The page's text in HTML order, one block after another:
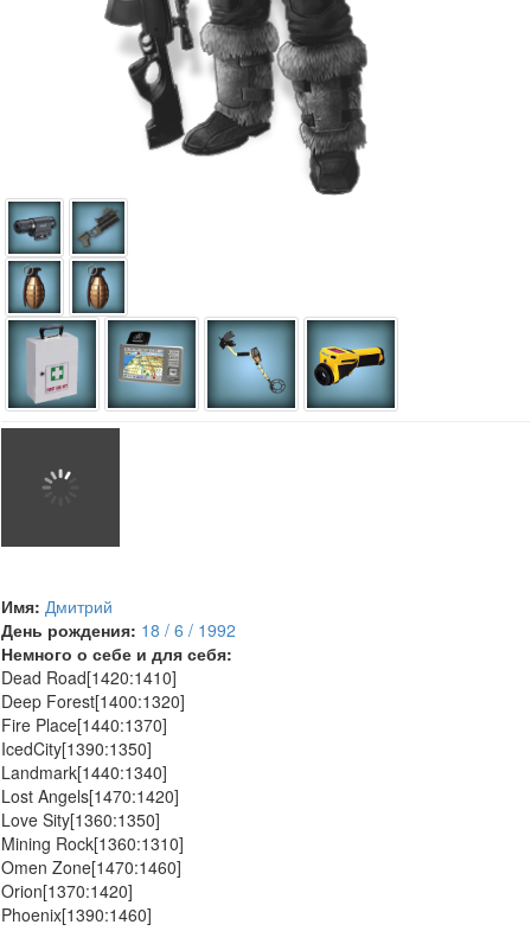
Имя: Дмитрий
День рождения: 18 / 6 / 1992
Немного о себе и для себя:
Dead Road[1420:1410]
Deep Forest[1400:1320]
Fire Place[1440:1370]
IcedCity[1390:1350]
Landmark[1440:1340]
Lost Angels[1470:1420]
Love Sity[1360:1350]
Mining Rock[1360:1310]
Omen Zone[1470:1460]
Orion[1370:1420]
Phoenix[1390:1460]